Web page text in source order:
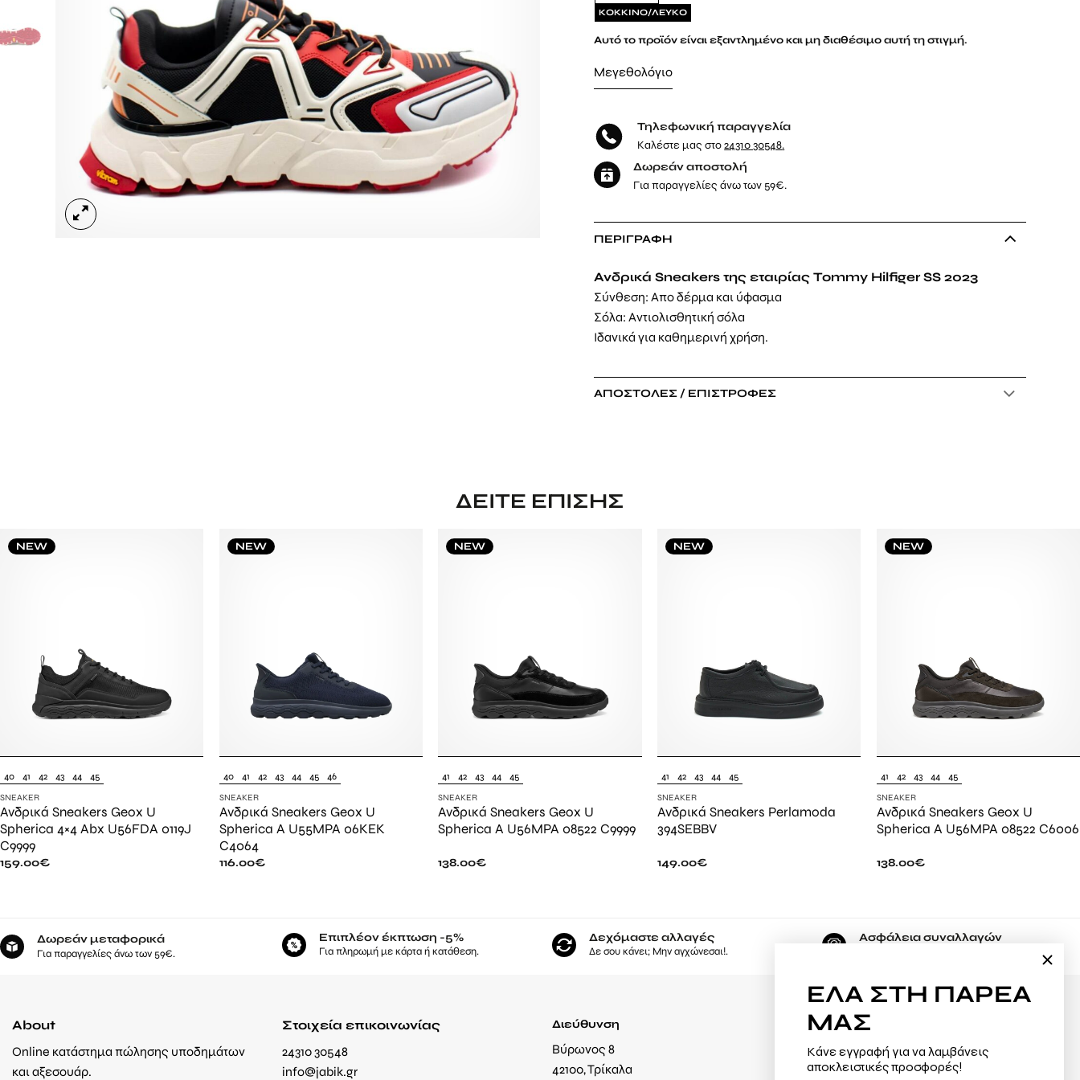
ΚΟΚΚΙΝΟ/ΛΕΥΚΟ
Αυτό το προϊόν είναι εξαντλημένο και μη διαθέσιμο αυτή τη στιγμή.
Μεγεθολόγιο
Τηλεφωνική παραγγελία
Καλέστε μας στο24310 30548.
Δωρεάν αποστολή
Για παραγγελίες άνω των 59€.
ΠΕΡΙΓΡΑΦΉ
Ανδρικά Sneakers της εταιρίας Tommy Hilfiger SS 2023
Σύνθεση: Απο δέρμα και ύφασμα
Σόλα: Αντιολισθητική σόλα
Ιδανικά για καθημερινή χρήση.
ΑΠΟΣΤΟΛΈΣ / ΕΠΙΣΤΡΟΦΈΣ
ΔΕΊΤΕ ΕΠΊΣΗΣ
NEW
40 41 42 43 44 45
SNEAKER
Ανδρικά Sneakers Geox U
Spherica 4×4 Abx U56FDA 0119J
C9999
159.00€
NEW
40 41 42 43 44 45 46
SNEAKER
Ανδρικά Sneakers Geox U
Spherica A U55MPA 06KEK
C4064
116.00€
NEW
41 42 43 44 45
SNEAKER
Ανδρικά Sneakers Geox U
Spherica A U56MPA 08522 C9999
138.00€
NEW
41 42 43 44 45
SNEAKER
Ανδρικά Sneakers Perlamoda
394SEBBV
149.00€
NEW
41 42 43 44 45
SNEAKER
Ανδρικά Sneakers Geox U
Spherica A U56MPA 08522 C6006
138.00€
Δωρεάν μεταφορικά
Για παραγγελίες άνω των 59€.
Επιπλέον έκπτωση -5%
Για πληρωμή με κάρτα ή κατάθεση.
Δεχόμαστε αλλαγές
Δε σου κάνει; Μην αγχώνεσαι!.
Ασφάλεια συναλλαγών
About
Online κατάστημα πώλησης υποδημάτων
και αξεσουάρ.
Στοιχεία επικοινωνίας
24310 30548
info@jabik.gr
Διεύθυνση
Βύρωνος 8
42100, Τρίκαλα
Φόρμα υπαναχώρησης
Αλλαγές / Επιστροφές
ΕΛΑ ΣΤΗ ΠΑΡΕΑ
ΜΑΣ
Κάνε εγγραφή για να λαμβάνεις
αποκλειστικές προσφορές!